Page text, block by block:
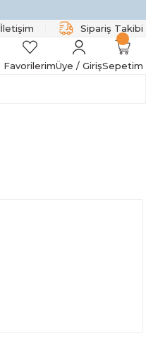
İletişim Sipariş Takibi
FavorilerimÜye / GirişSepetim